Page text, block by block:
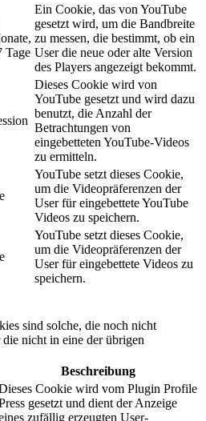
Tage
Ein Cookie, das von YouTube
gesetzt wird, um die Bandbreite
zu messen, die bestimmt, ob ein
User die neue oder alte Version
des Players angezeigt bekommt.
Dieses Cookie wird von
YouTube gesetzt und wird dazu
benutzt, die Anzahl der
Betrachtungen von
eingebetteten YouTube-Videos
zu ermitteln.
YouTube setzt dieses Cookie,
um die Videopräferenzen der
User für eingebettete YouTube
Videos zu speichern.
YouTube setzt dieses Cookie,
um die Videopräferenzen der
User für eingebettete Videos zu
speichern.
sind solche, die noch nicht
nicht in eine der übrigen
Beschreibung
Cookie wird vom Plugin Profile
gesetzt und dient der Anzeige
zufällig erzeugten User-